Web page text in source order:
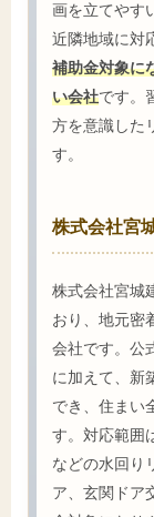
画を立てやす
近隣地域に対
補助金対象に
い会社です。
方を意識した
す。
株式会社宮
株式会社宮城
おり、地元密
会社です。公
に加えて、新
でき、住まい
す。対応範囲
などの水回り
ア、玄関ドア